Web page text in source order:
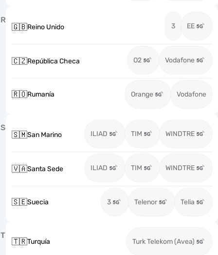
R
🇬🇧Reino Unido 3 EE
🇨🇿República Checa O2 Vodafone
🇷🇴Rumanía Orange Vodafone
S
🇸🇲San Marino ILIAD TIM WINDTRE
🇻🇦Santa Sede ILIAD TIM WINDTRE
🇸🇪Suecia 3 Telenor Telia
T
🇹🇷Turquía Turk Telekom (Avea)